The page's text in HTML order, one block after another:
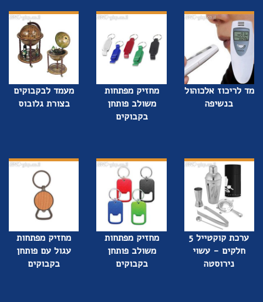
מד לריכוז אלכוהול
בנשיפה
מחזיק מפתחות
משולב פותחן
בקבוקים
מעמד לבקבוקים
בצורת גלובוס
ערכת קוקטייל 5
חלקים - עשוי
נירוסטה
מחזיק מפתחות
משולב פותחן
בקבוקים
מחזיק מפתחות
עגול עם פותחן
בקבוקים